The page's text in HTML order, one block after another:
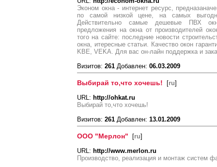
Эконом окна - интернет ресурс,
по самой низкой цене, на самых
Действительно самые дешевые ПВХ
предложения на окна от производителей
того на сайте: последние новости
окна, итересные статьи. Качество окон
KBE, VEKA. Для вас он-лайн поддержка и
Визитов: 261 Добавлен: 06.03.2009
Выбирай то,что хочешь! [ru]
URL: http://ohkat.ru
Выбирай то,что хочешь!
Визитов: 261 Добавлен: 13.01.2009
ООО "Мерлон" [ru]
URL: http://www.merlon.ru
Производство, реализация и монтаж систем